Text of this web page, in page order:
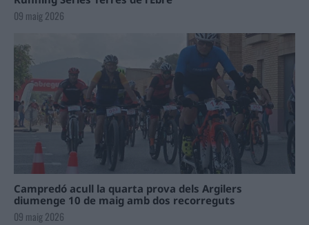
09 maig 2026
Campredó acull la quarta prova dels Argilers
diumenge 10 de maig amb dos recorreguts
09 maig 2026